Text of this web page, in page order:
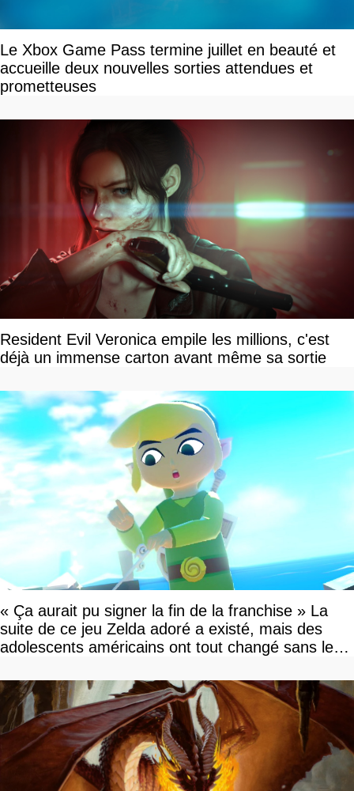
Le Xbox Game Pass termine juillet en beauté et
accueille deux nouvelles sorties attendues et
prometteuses
Resident Evil Veronica empile les millions, c'est
déjà un immense carton avant même sa sortie
« Ça aurait pu signer la fin de la franchise » La
suite de ce jeu Zelda adoré a existé, mais des
adolescents américains ont tout changé sans le